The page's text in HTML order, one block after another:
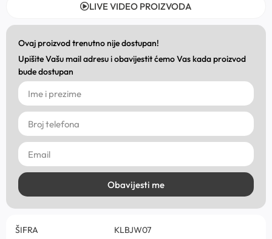
LIVE VIDEO PROIZVODA
Ovaj proizvod trenutno nije dostupan!
Upišite Vašu mail adresu i obavijestit ćemo Vas kada proizvod
bude dostupan
Obavijesti me
ŠIFRA
KLBJW07